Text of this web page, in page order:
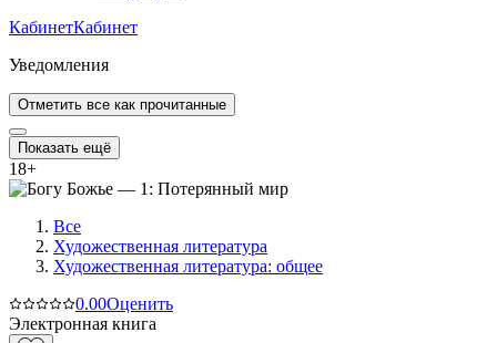
КабинетКабинет
Уведомления
Отметить все как прочитанные
Показать ещё
18+
Все
Художественная литература
Художественная литература: общее
0.00Оценить
Электронная книга